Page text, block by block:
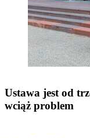
Ustawa jest od
wciąż problem